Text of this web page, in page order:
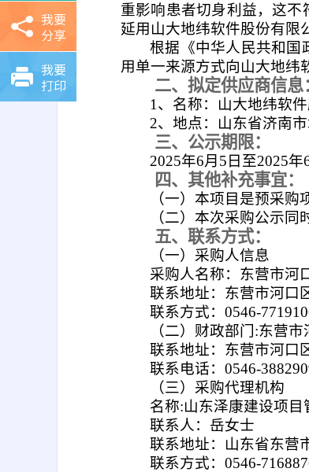
重影响患者切身利益，这
延用山大地纬软件股份有限
根据《中华人民共和国
用单一来源方式向山大地纬
二、拟定供应商信息
1、名称：山大地纬软
2、地点：山东省济南
三、公示期限：
2025年6月5日至2025年
四、其他补充事宜：
（一）本项目是预采购
（二）本次采购公示
五、联系方式：
（一）采购人信息
采购人名称：东营市河
联系地址：东营市河口
联系方式：0546-
（二）财政部门:东营
联系地址：东营市河口
联系电话：0546-
（三）采购代理机构
名称:山东泽康建设项目
联系人：岳女士
联系地址：山东省东营
联系方式：0546-
我要
分享
我要
打印